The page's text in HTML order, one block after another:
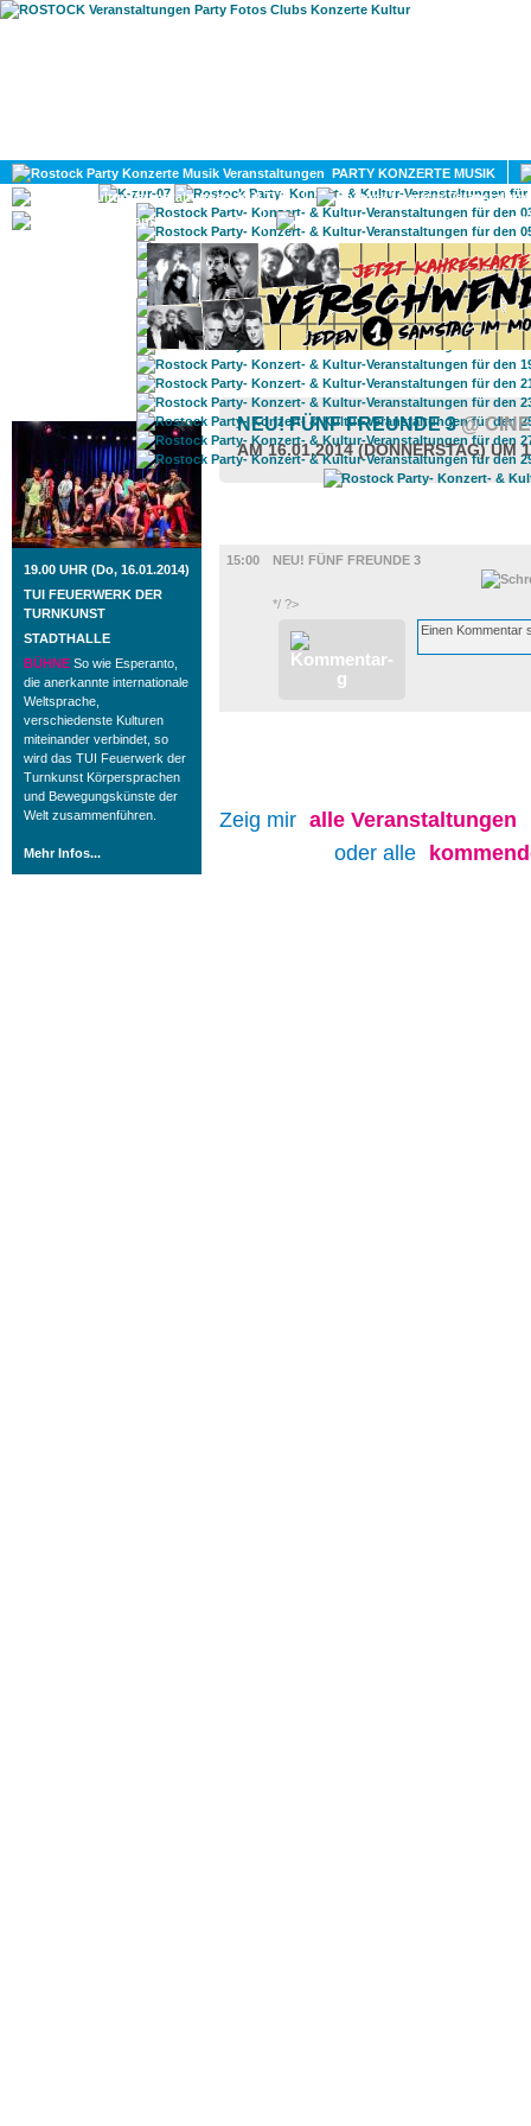
PARTY KONZERTE MUSIK
KULTUR
GAY
ROSTOCK TAGESTIPP
19.00 UHR (Do, 16.01.2014)
TUI FEUERWERK DER
TURNKUNST
STADTHALLE
BÜHNE So wie Esperanto,
die anerkannte internationale
Weltsprache,
verschiedenste Kulturen
miteinander verbindet, so
wird das TUI Feuerwerk der
Turnkunst Körpersprachen
und Bewegungskünste der
Welt zusammenführen.
Mehr Infos...
NEU! FÜNF FREUNDE 3@
AM 16.01.2014 (DONNERSTAG) UM
15:00
NEU! FÜNF FREUNDE 3
*/ ?>
Zeig mir alle Veranstaltungen
oder alle